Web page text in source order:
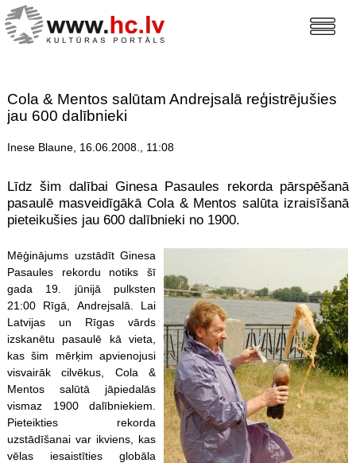
Cola & Mentos salūtam Andrejsalā reģistrējušies
jau 600 dalībnieki
Inese Blaune, 16.06.2008., 11:08
Līdz šim dalībai Ginesa Pasaules rekorda pārspēšanā
pasaulē masveidīgākā Cola & Mentos salūta izraisīšanā
pieteikušies jau 600 dalībnieki no 1900.
Mēģinājums uzstādīt Ginesa
Pasaules rekordu notiks šī
gada 19. jūnijā pulksten
21:00 Rīgā, Andrejsalā. Lai
Latvijas un Rīgas vārds
izskanētu pasaulē kā vieta,
kas šim mērķim apvienojusi
visvairāk cilvēkus, Cola &
Mentos salūtā jāpiedalās
vismaz 1900 dalībniekiem.
Pieteikties rekorda
uzstādīšanai var ikviens, kas
vēlas iesaistīties globāla